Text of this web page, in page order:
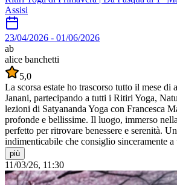
Assisi
23/04/2026 - 01/06/2026
ab
alice banchetti
5,0
La scorsa estate ho trascorso tutto il mese di
Janani, partecipando a tutti i Ritiri Yoga,
lezioni di Satyananda Yoga con Francesca
profonde e bellissime. Il luogo, immerso
perfetto per ritrovare benessere e serenità.
indimenticabile che consiglio sinceramente a
più
11/03/26, 11:30